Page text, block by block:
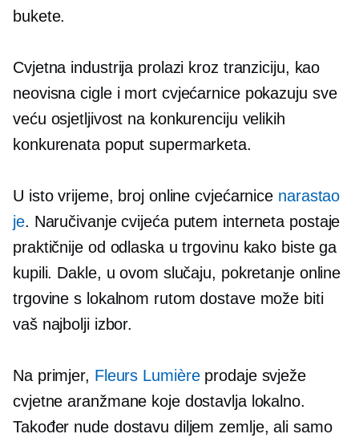
bukete.
Cvjetna industrija prolazi kroz tranziciju, kao
neovisnacigle i mortcvjećarnice pokazuju sve
veću osjetljivost na konkurenciju velikih
konkurenata poput supermarketa.
U isto vrijeme, broj online cvjećarnice narastao
je. Naručivanje cvijeća putem interneta postaje
praktičnije od odlaska u trgovinu kako biste ga
kupili. Dakle, u ovom slučaju, pokretanje online
trgovine s lokalnom rutom dostave može biti
vaš najbolji izbor.
Na primjer, Fleurs Lumièreprodaje svježe
cvjetne aranžmane koje dostavlja lokalno.
Također nude dostavu diljem zemlje, ali samo